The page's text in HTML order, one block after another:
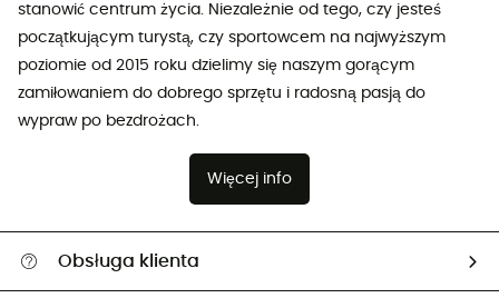
stanowić centrum życia. Niezależnie od tego, czy jesteś
początkującym turystą, czy sportowcem na najwyższym
poziomie od 2015 roku dzielimy się naszym gorącym
zamiłowaniem do dobrego sprzętu i radosną pasją do
wypraw po bezdrożach.
Więcej info
Obsługa klienta